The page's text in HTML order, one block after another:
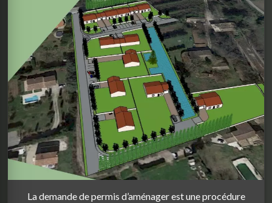
La demande de permis d’aménager est une procédure